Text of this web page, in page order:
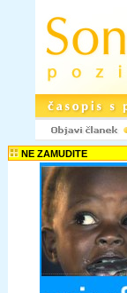
NE ZAMUDITE